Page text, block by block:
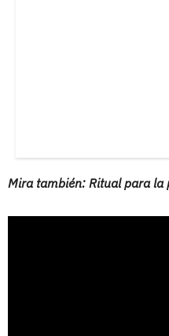
Mira también: Ritual para